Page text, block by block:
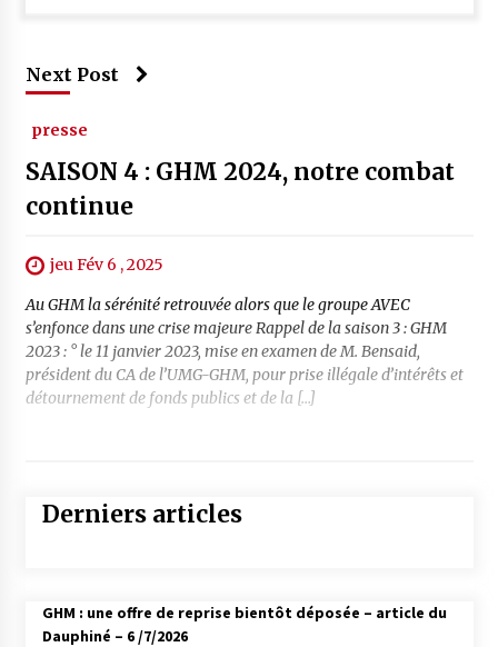
Next Post
presse
SAISON 4 : GHM 2024, notre combat
continue
jeu Fév 6 , 2025
Au GHM la sérénité retrouvée alors que le groupe AVEC
s’enfonce dans une crise majeure Rappel de la saison 3 : GHM
2023 : ° le 11 janvier 2023, mise en examen de M. Bensaid,
président du CA de l’UMG-GHM, pour prise illégale d’intérêts et
détournement de fonds publics et de la […]
Derniers articles
GHM : une offre de reprise bientôt déposée – article du
Dauphiné – 6 /7/2026